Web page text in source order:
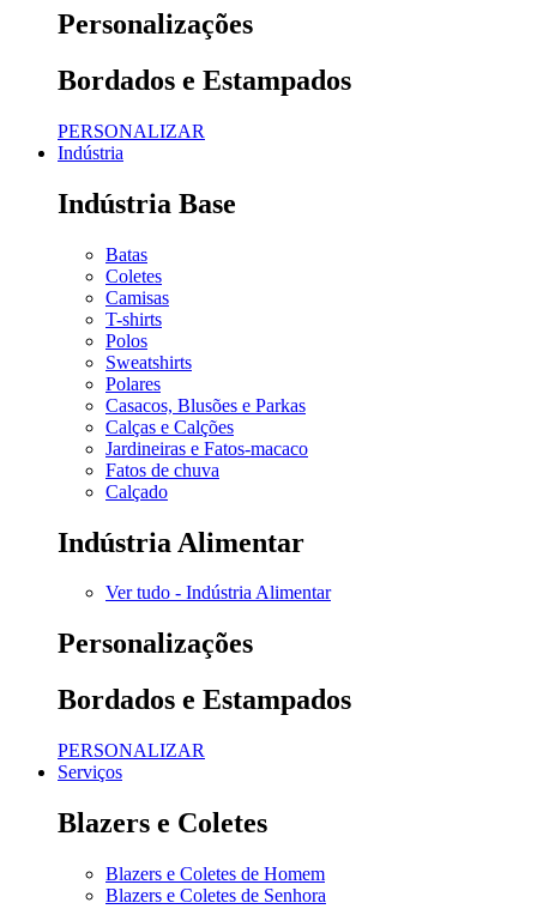
Personalizações
Bordados e Estampados
PERSONALIZAR
Indústria
Indústria Base
Batas
Coletes
Camisas
T-shirts
Polos
Sweatshirts
Polares
Casacos, Blusões e Parkas
Calças e Calções
Jardineiras e Fatos-macaco
Fatos de chuva
Calçado
Indústria Alimentar
Ver tudo - Indústria Alimentar
Personalizações
Bordados e Estampados
PERSONALIZAR
Serviços
Blazers e Coletes
Blazers e Coletes de Homem
Blazers e Coletes de Senhora